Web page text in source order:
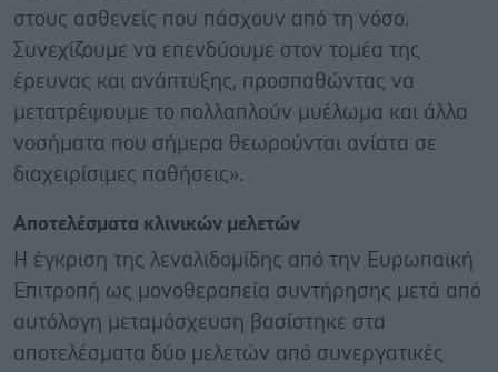
στους ασθενείς που πάσχουν από τη νόσο.
Συνεχίζουμε να επενδύουμε στον τομέα της
έρευνας και ανάπτυξης, προσπαθώντας να
μετατρέψουμε το πολλαπλούν μυέλωμα και άλλα
νοσήματα που σήμερα θεωρούνται ανίατα σε
διαχειρίσιμες παθήσεις».
Αποτελέσματα κλινικών μελετών
Η έγκριση της λεναλιδομίδης από την Ευρωπαϊκή
Επιτροπή ως μονοθεραπεία συντήρησης μετά από
αυτόλογη μεταμόσχευση βασίστηκε στα
αποτελέσματα δύο μελετών από συνεργατικές